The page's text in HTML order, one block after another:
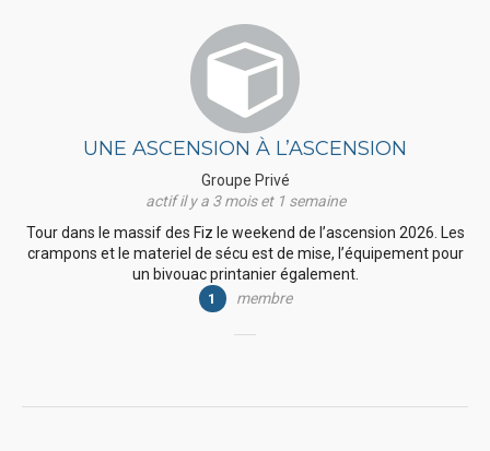
UNE ASCENSION À L’ASCENSION
Groupe Privé
actif il y a 3 mois et 1 semaine
Tour dans le massif des Fiz le weekend de l’ascension 2026. Les
crampons et le materiel de sécu est de mise, l’équipement pour
un bivouac printanier également.
1 membre